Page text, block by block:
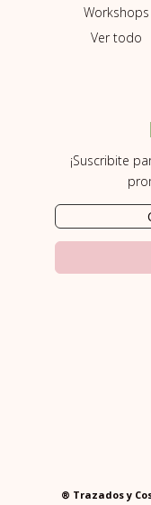
Workshops
Ver todo
¡Suscribite
® Trazados y